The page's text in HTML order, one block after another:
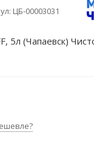
ЦБ-00003031
5л (Чапаевск)